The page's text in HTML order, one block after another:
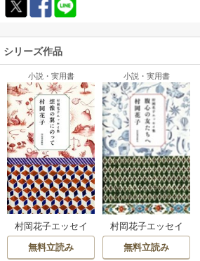
シリーズ作品
小説・実用書
村岡花子エッセイ
集 想像の翼にのっ
て
無料立読み
小説・実用書
村岡花子エッセイ
集 腹心の友たち
へ
無料立読み